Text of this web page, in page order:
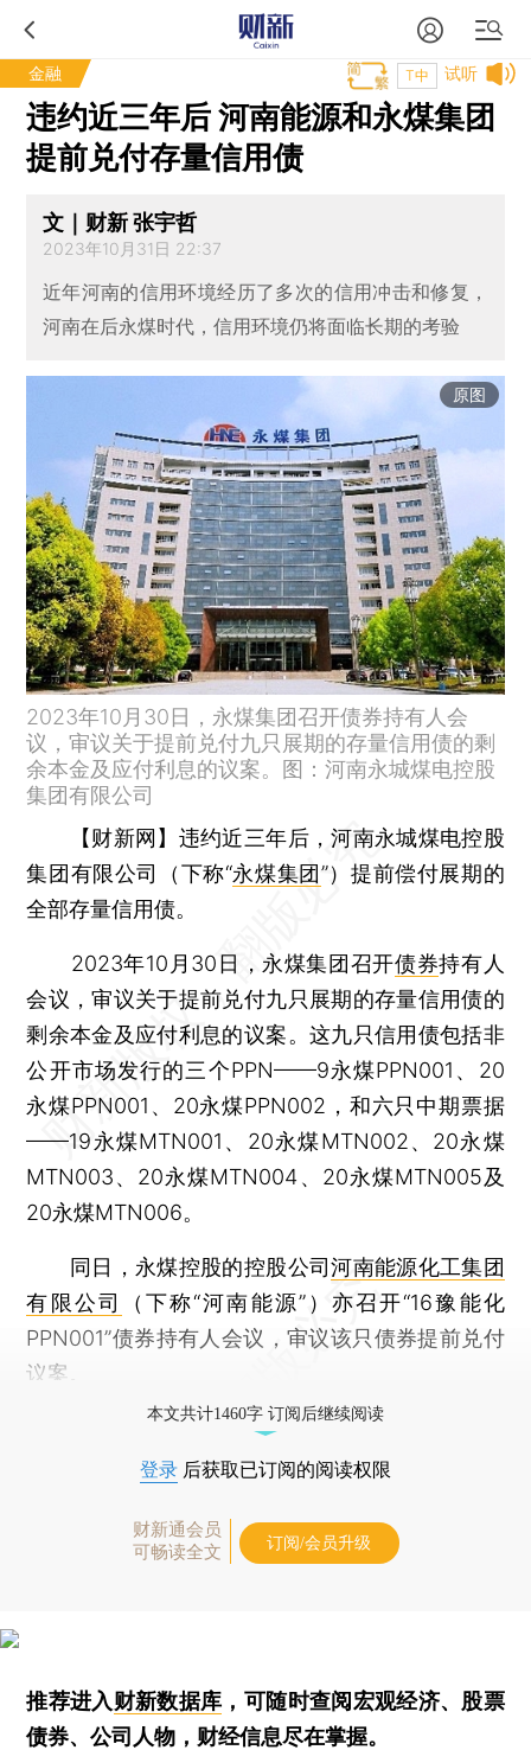
金融 试听
T中
违约近三年后 河南能源和永煤集团
提前兑付存量信用债
文｜财新 张宇哲
2023年10月31日 22:37
近年河南的信用环境经历了多次的信用冲击和修复，
河南在后永煤时代，信用环境仍将面临长期的考验
原图
2023年10月30日，永煤集团召开债券持有人会
议，审议关于提前兑付九只展期的存量信用债的剩
余本金及应付利息的议案。图：河南永城煤电控股
集团有限公司
【财新网】 违约近三年后，河南永城煤电控股
集团有限公司（下称“永煤集团”）提前偿付展期的
全部存量信用债。
2023年10月30日，永煤集团召开债券持有人
会议，审议关于提前兑付九只展期的存量信用债的
剩余本金及应付利息的议案。这九只信用债包括非
公开市场发行的三个PPN——9永煤PPN001、20
永煤PPN001、20永煤PPN002，和六只中期票据
——19永煤MTN001、20永煤MTN002、20永煤
MTN003、20永煤MTN004、20永煤MTN005及
20永煤MTN006。
同日，永煤控股的控股公司河南能源化工集团
有限公司
（下称“河南能源”）亦召开“16豫能化
PPN001”债券持有人会议，审议该只债券提前兑付
议案。
本文共计1460字 订阅后继续阅读
登录 后获取已订阅的阅读权限
财新通会员
可畅读全文
订阅/会员升级
推荐进入财新数据库 ，可随时查阅宏观经济、股票
债券、公司人物，财经信息尽在掌握。